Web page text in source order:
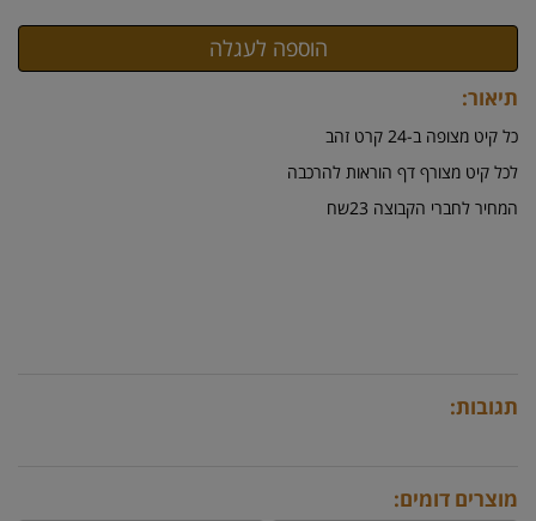
תיאור:
כל קיט מצופה ב-24 קרט זהב
לכל קיט מצורף דף הוראות להרכבה
המחיר לחברי הקבוצה 23שח
תגובות:
מוצרים דומים: